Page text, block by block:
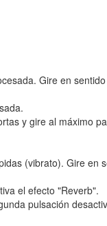
Gire en
y gire al máximo
(vibrato). Gire en
el efecto "Reverb".
pulsación